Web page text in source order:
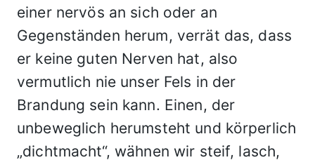
einer nervös an sich oder an
Gegenständen herum, verrät das, dass
er keine guten Nerven hat, also
vermutlich nie unser Fels in der
Brandung sein kann. Einen, der
unbeweglich herumsteht und körperlich
„dichtmacht“, wähnen wir steif, lasch,